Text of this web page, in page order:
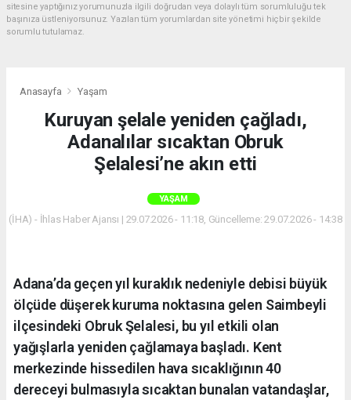
sitesine yaptığınız yorumunuzla ilgili doğrudan veya dolaylı tüm sorumluluğu tek
başınıza üstleniyorsunuz. Yazılan tüm yorumlardan site yönetimi hiçbir şekilde
sorumlu tutulamaz.
Anasayfa Yaşam
Kuruyan şelale yeniden çağladı,
Adanalılar sıcaktan Obruk
Şelalesi’ne akın etti
YAŞAM
(İHA) - İhlas Haber Ajansı | 29.07.2026 - 11:18, Güncelleme: 29.07.2026 - 14:38
Adana’da geçen yıl kuraklık nedeniyle debisi büyük
ölçüde düşerek kuruma noktasına gelen Saimbeyli
ilçesindeki Obruk Şelalesi, bu yıl etkili olan
yağışlarla yeniden çağlamaya başladı. Kent
merkezinde hissedilen hava sıcaklığının 40
dereceyi bulmasıyla sıcaktan bunalan vatandaşlar,